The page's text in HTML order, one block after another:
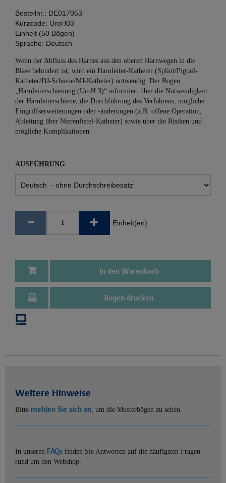
Bestellnr.: DE017053
Kurzcode: UroH03
Einheit (50 Bögen)
Sprache: Deutsch
Wenn der Abfluss des Harnes aus den oberen Harnwegen in die
Blase behindert ist, wird ein Harnleiter-Katheter (Splint/Pigtail-
Katheter/DJ-Schiene/MJ-Katheter) notwendig. Der Bogen
„Harnleiterschienung (UroH 3)“ informiert über die Notwendigkeit
der Harnleiterschiene, die Durchführung des Verfahrens, mögliche
Eingriffserweiterungen oder -änderungen (z.B. offene Operation,
Ableitung über Nierenfistel-Katheter) sowie über die Risiken und
mögliche Komplikationen.
AUSFÜHRUNG
Einheit(en)
In den Warenkorb
Bogen drucken
Weitere Hinweise
Bitte melden Sie sich an, um die Musterbögen zu sehen.
In unseren FAQs finden Sie Antworten auf die häufigsten Fragen
rund um den Webshop.